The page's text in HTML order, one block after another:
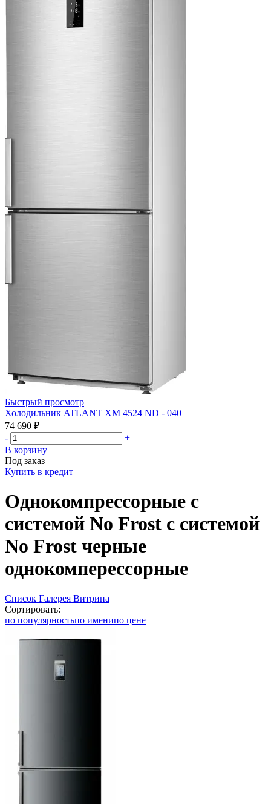
Быстрый просмотр
Холодильник ATLANT ХМ 4524 ND - 040
74 690 ₽
-
+
В корзину
Под заказ
Купить в кредит
Однокомпрессорные с
системой No Frost с системой
No Frost черные
однокомперессорные
Список Галерея Витрина
Сортировать:
по популярностьпо именипо цене